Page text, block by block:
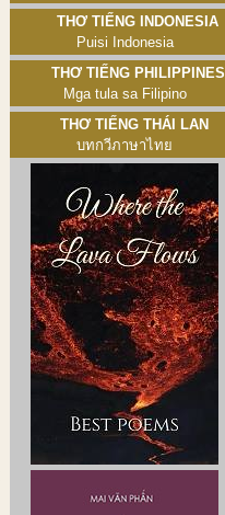
Thơ tiếng Indonesia
Puisi Indonesia
Thơ tiếng Philippines
Mga tula sa Filipino
Thơ tiếng Thái Lan
บทกวีภาษาไทย